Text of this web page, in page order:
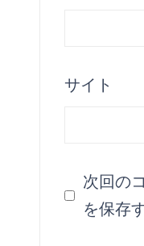
サイト
次回の
を保存